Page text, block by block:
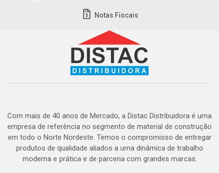
Notas Fiscais
Com mais de 40 anos de Mercado, a Distac Distribuidora é uma
empresa de referência no segmento de material de construção
em todo o Norte Nordeste. Temos o compromisso de entregar
produtos de qualidade aliados a uma dinâmica de trabalho
moderna e prática e de parceria com grandes marcas.